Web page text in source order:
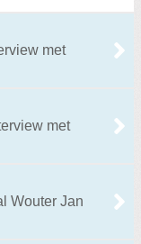
met
met
Wouter Jan